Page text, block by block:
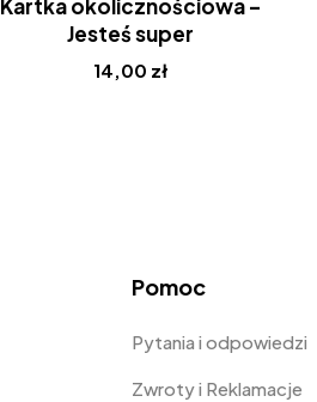
Kartka okolicznościowa –
Jesteś super
14,00 zł
Pomoc
Pytania i odpowiedzi
Zwroty i Reklamacje